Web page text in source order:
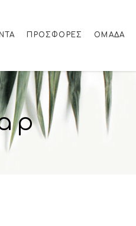
ΠΡΟΣΦΟΡΈΣ ΟΜΑΔΑ